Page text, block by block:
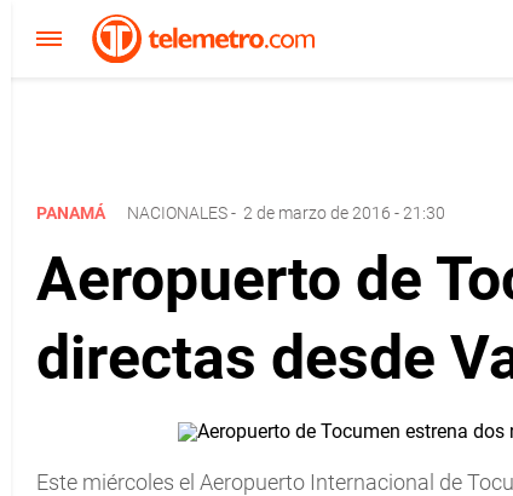
PANAMÁ NACIONALES- 2 de marzo de 2016 - 21:30
Aeropuerto de
directas desde
Este miércoles el Aeropuerto Internacional de